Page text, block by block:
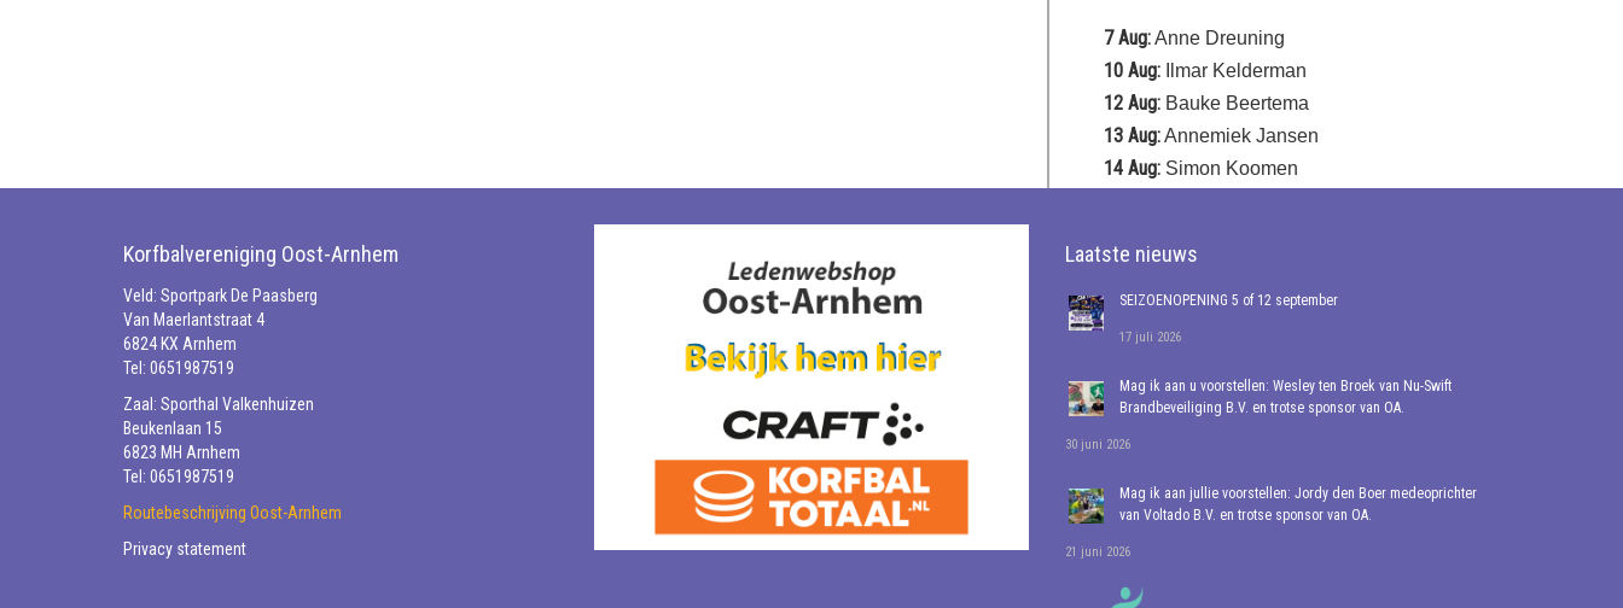
7 Aug:Anne Dreuning
10 Aug: Ilmar Kelderman
12 Aug: Bauke Beertema
13 Aug:Annemiek Jansen
14 Aug: Simon Koomen
Korfbalvereniging Oost-Arnhem
Veld: Sportpark De Paasberg
Van Maerlantstraat 4
6824 KX Arnhem
Tel: 0651987519
Zaal: Sporthal Valkenhuizen
Beukenlaan 15
6823 MH Arnhem
Tel: 0651987519
Routebeschrijving Oost-Arnhem
Privacy statement
Laatste nieuws
SEIZOENOPENING 5 of 12 september
17 juli 2026
Mag ik aan u voorstellen: Wesley ten Broek van Nu-Swift
Brandbeveiliging B.V. en trotse sponsor van OA.
30 juni 2026
Mag ik aan jullie voorstellen: Jordy den Boer medeoprichter
van Voltado B.V. en trotse sponsor van OA.
21 juni 2026